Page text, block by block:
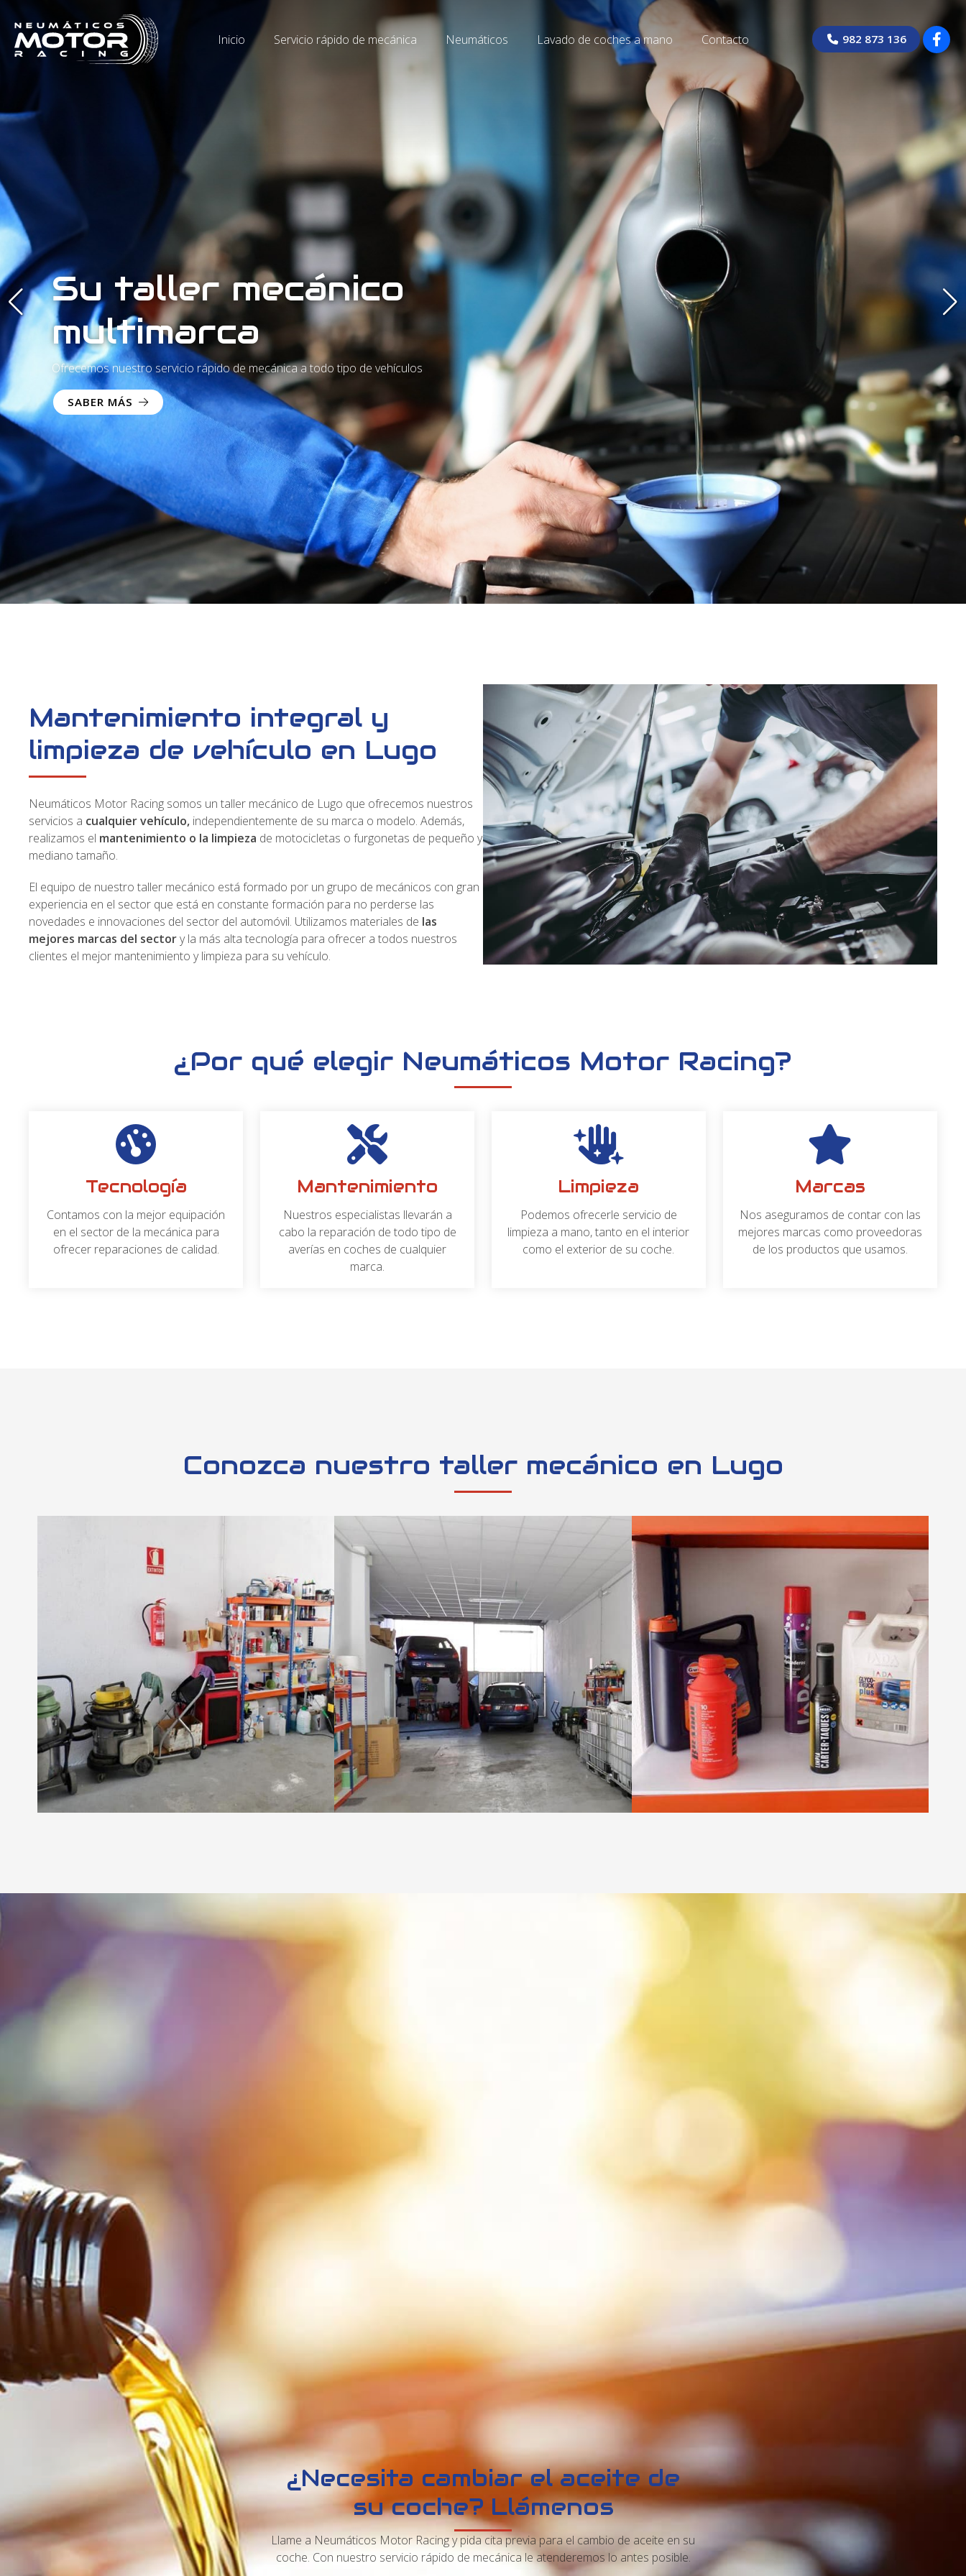
Inicio Servicio rápido de mecánica Neumáticos Lavado de coches a mano Contacto 982 873 136
Equipo especializado en
neumáticos
Confíe el cambio y equilibrado de los neumáticos de su coche a nuestros mecánicos
DESCUBRA EL SERVICIO
Mantenimiento integral y
Neumáticos Motor Racing somos un taller mecánico de Lugo que ofrecemos nuestros
cualquier vehículo,
independientemente de su marca o modelo. Además,
mantenimiento o la limpieza
mediano tamaño.
El equipo de nuestro taller mecánico está formado por un grupo de mecánicos con gran
experiencia en el sector que está en constante formación para no perderse las
Tecnología
Contamos con la mejor equipación
en el sector de la mecánica para
ofrecer reparaciones de calidad.
Mantenimiento
Nuestros especialistas llevarán a
cabo la reparación de todo tipo de
averías en coches de cualquier
marca.
Limpieza
Podemos ofrecerle servicio de
limpieza a mano, tanto en el interior
como el exterior de su coche.
Marcas
mejores marcas como proveedoras
de los productos que usamos.